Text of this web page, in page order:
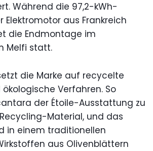
Während die 97,2-kWh-
Elektromotor aus Frankreich
die Endmontage im
Melfi statt.
die Marke auf recycelte
Verfahren. So
der Étoile-Ausstattung zu
Material, und das
in einem traditionellen
aus Olivenblättern